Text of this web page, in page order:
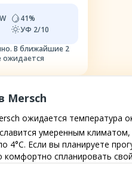
41%
УФ 2/10
В ближайшие 2
ожидается
Mersch
ожидается температура
умеренным
4°C. Если вы планируете
комфортно спланировать